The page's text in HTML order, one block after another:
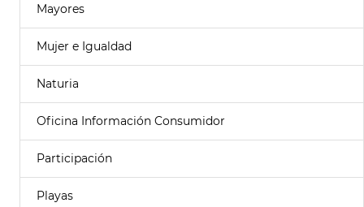
Mayores
Mujer e Igualdad
Naturia
Oficina Información Consumidor
Participación
Playas